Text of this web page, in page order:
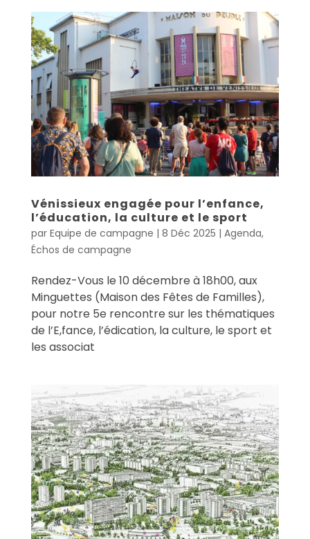
Vénissieux engagée pour l’enfance,
l’éducation, la culture et le sport
par Equipe de campagne | 8 Déc 2025 | Agenda,
Échos de campagne
Rendez-Vous le 10 décembre à 18h00, aux
Minguettes (Maison des Fêtes de Familles),
pour notre 5e rencontre sur les thématiques
de l’E,fance, l’édication, la culture, le sport et
les associat